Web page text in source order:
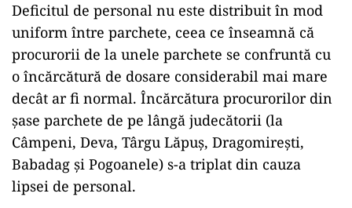
Deficitul de personal nu este distribuit în mod
uniform între parchete, ceea ce înseamnă că
procurorii de la unele parchete se confruntă cu
o încărcătură de dosare considerabil mai mare
decât ar fi normal. Încărcătura procurorilor din
șase parchete de pe lângă judecătorii (la
Câmpeni, Deva, Târgu Lăpuș, Dragomirești,
Babadag și Pogoanele) s-a triplat din cauza
lipsei de personal.